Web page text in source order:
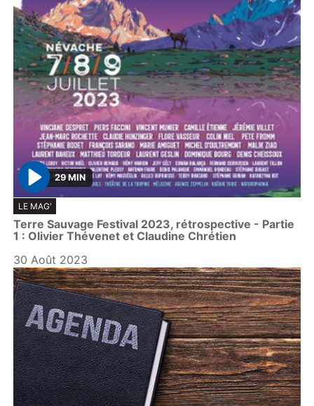
P
l
a
y
29 MIN
LE MAG'
Terre Sauvage Festival 2023, rétrospective - Partie
1 : Olivier Thévenet et Claudine Chrétien
30 Août 2023